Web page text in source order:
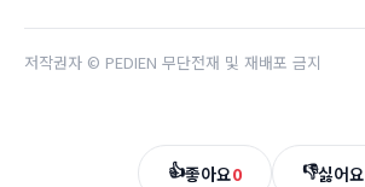
저작권자 © PEDIEN 무단전재 및 재배포 금지
👍좋아요0 👎싫어요